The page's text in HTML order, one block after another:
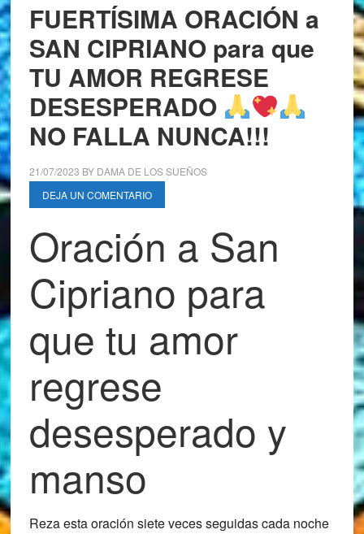
FUERTÍSIMA ORACIÓN a
SAN CIPRIANO para que
TU AMOR REGRESE
DESESPERADO
NO FALLA NUNCA!!!
21/07/2023 BY DAMA DE LOS SUEÑOS
DEJA UN COMENTARIO
Oración a San
Cipriano para
que tu amor
regrese
desesperado y
manso
Reza esta oración siete veces seguidas cada noche